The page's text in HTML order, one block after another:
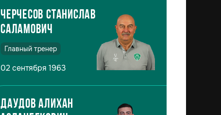
Черчесов Станислав
Саламович
Главный тренер
02 сентября 1963
Даудов Алихан